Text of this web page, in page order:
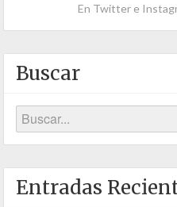
En Twitter e
Buscar
Entradas